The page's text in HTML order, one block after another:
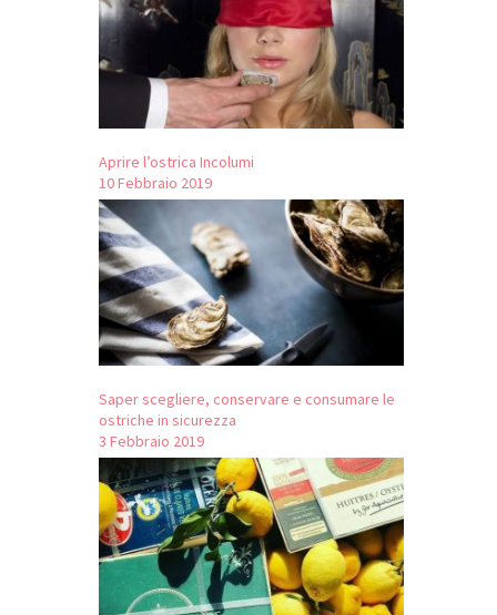
Aprire l’ostrica Incolumi
10 Febbraio 2019
Saper scegliere, conservare e consumare le
ostriche in sicurezza
3 Febbraio 2019